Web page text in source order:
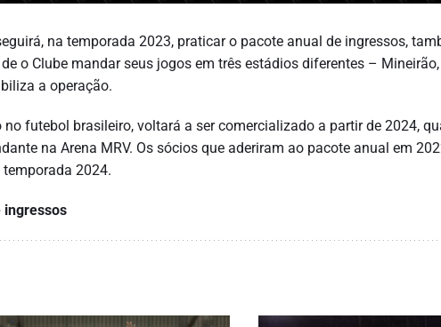
na temporada 2023, praticar o pacote anual de ingressos,
o Clube mandar seus jogos em três estádios diferentes – Mineirão,
a operação.
futebol brasileiro, voltará a ser comercializado a partir de 2024,
na Arena MRV. Os sócios que aderiram ao pacote anual em
2024.
ingressos